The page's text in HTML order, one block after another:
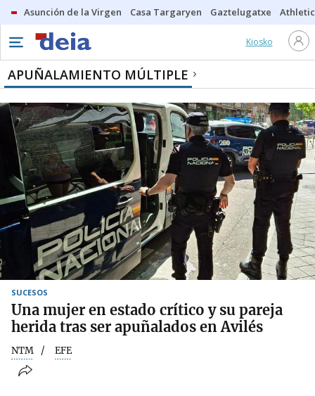
Asunción de la Virgen Casa Targaryen Gaztelugatxe Athletic
Kiosko
APUÑALAMIENTO MÚLTIPLE
SUCESOS
Una mujer en estado crítico y su pareja
herida tras ser apuñalados en Avilés
NTM EFE